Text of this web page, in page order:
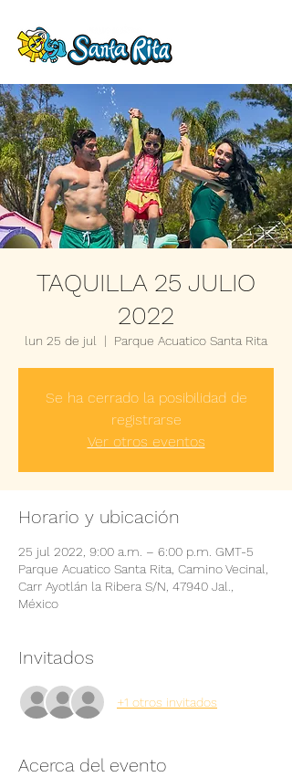
TAQUILLA 25 JULIO
2022
lun 25 de jul
  |
Parque Acuatico Santa Rita
Se ha cerrado la posibilidad de
registrarse
Ver otros eventos
Horario y ubicación
25 jul 2022, 9:00 a.m. – 6:00 p.m. GMT-5
Parque Acuatico Santa Rita, Camino Vecinal,
Carr Ayotlán la Ribera S/N, 47940 Jal.,
México
Invitados
+1 otros invitados
Acerca del evento